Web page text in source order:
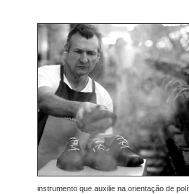
instrumento que auxilie na orientação de